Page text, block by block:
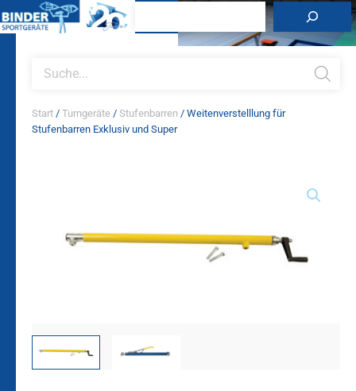
Inhalt
search
Start / Turngeräte / Stufenbarren / Weitenverstelllung für
Stufenbarren Exklusiv und Super